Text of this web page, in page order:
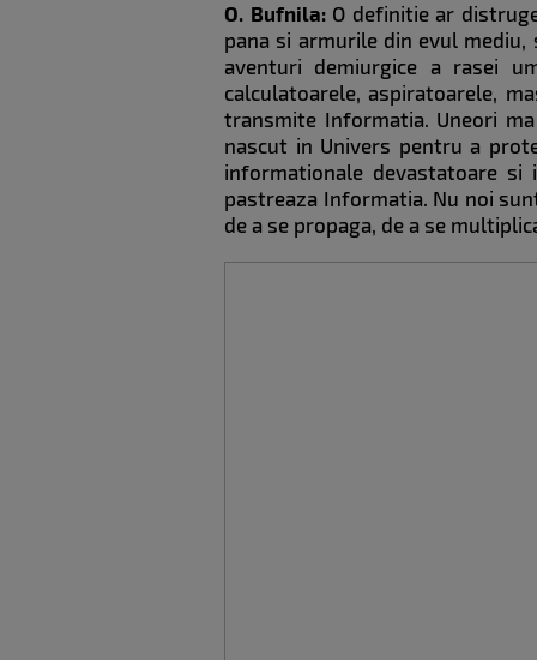
O. Bufnila:O definitie ar
pana si armurile din evul
aventuri demiurgice a rasei
calculatoarele, aspiratoarele,
transmite Informatia. Uneori
nascut in Univers pentru a
informationale devastatoare
pastreaza Informatia. Nu noi
de a se propaga, de a se